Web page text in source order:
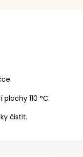
110 °C.
čistit.